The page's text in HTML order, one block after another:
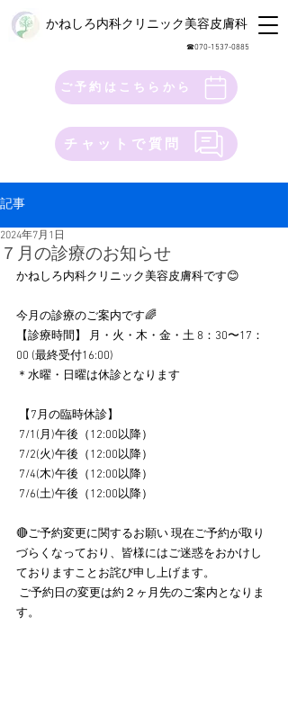
かねしろ内科クリニック美容皮膚科
​☎︎070-1537-0885
ご予約はこちらから
チャットで質問
記事
７月の診療のお知らせ
2024年7月1日
かねしろ内科クリニック美容皮膚科です😊
今月の診療のご案内です🌈
【診療時間】 月・火・木・金・土 8：30〜17：
00 (最終受付16:00)
＊水曜・日曜は休診となります
【7月の臨時休診】
7/1(月)午後（12:00以降）
7/2(火)午後（12:00以降）
7/4(木)午後（12:00以降）
7/6(土)午後（12:00以降）
🔴ご予約変更に関するお願い 現在ご予約が取り
づらくなっており、皆様にはご迷惑をおかけし
ておりますことお詫び申し上げます。
す。